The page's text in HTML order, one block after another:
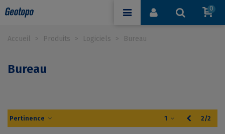
0
Accueil > Produits > Logiciels > Bureau
Bureau
Pertinence 1 Précédent
2/2